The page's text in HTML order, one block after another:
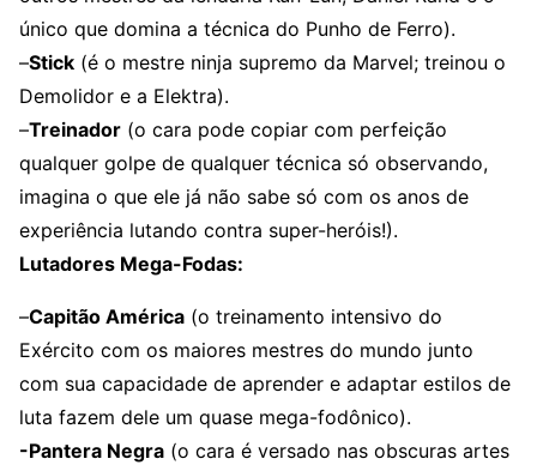
único que domina a técnica do Punho de Ferro).
–Stick (é o mestre ninja supremo da Marvel; treinou o
Demolidor e a Elektra).
–Treinador (o cara pode copiar com perfeição
qualquer golpe de qualquer técnica só observando,
imagina o que ele já não sabe só com os anos de
experiência lutando contra super-heróis!).
Lutadores Mega-Fodas:
–Capitão América (o treinamento intensivo do
Exército com os maiores mestres do mundo junto
com sua capacidade de aprender e adaptar estilos de
luta fazem dele um quase mega-fodônico).
-Pantera Negra (o cara é versado nas obscuras artes